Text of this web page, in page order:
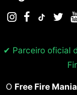
✔ Parceiro oficial
O Free Fire Mania